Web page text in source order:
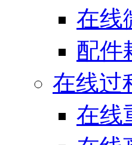
在线
配件
在线过
在线